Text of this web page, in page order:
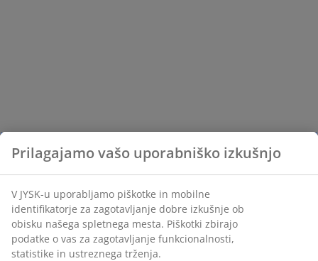
Prilagajamo vašo uporabniško izkušnjo
V JYSK-u uporabljamo piškotke in mobilne
identifikatorje za zagotavljanje dobre izkušnje ob
obisku našega spletnega mesta. Piškotki zbirajo
podatke o vas za zagotavljanje funkcionalnosti,
statistike in ustreznega trženja.